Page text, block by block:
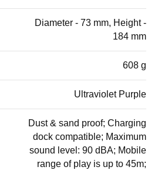
Diameter - 73 mm, Height -
184 mm
608 g
Ultraviolet Purple
Dust & sand proof; Charging
dock compatible; Maximum
sound level: 90 dBA; Mobile
range of play is up to 45m;